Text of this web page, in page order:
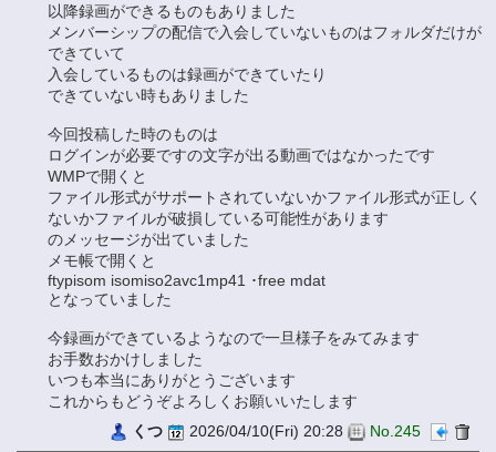
以降録画ができるものもありました
メンバーシップの配信で入会していないものはフォルダだけが
できていて
入会しているものは録画ができていたり
できていない時もありました
今回投稿した時のものは
ログインが必要ですの文字が出る動画ではなかったです
WMPで開くと
ファイル形式がサポートされていないかファイル形式が正しく
ないかファイルが破損している可能性があります
のメッセージが出ていました
メモ帳で開くと
ftypisom isomiso2avc1mp41 ･free mdat
となっていました
今録画ができているようなので一旦様子をみてみます
お手数おかけしました
いつも本当にありがとうございます
これからもどうぞよろしくお願いいたします
くつ
2026/04/10(Fri) 20:28 No.245